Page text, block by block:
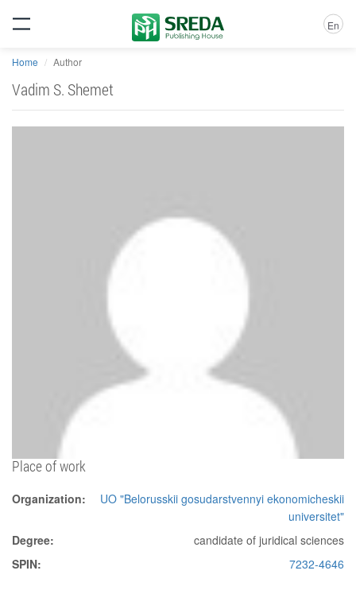
En
Home Author
Vadim S. Shemet
Place of work
Organization:
UO "Belorusskii gosudarstvennyi ekonomicheskii
universitet"
Degree:
candidate of juridical sciences
SPIN:
7232-4646